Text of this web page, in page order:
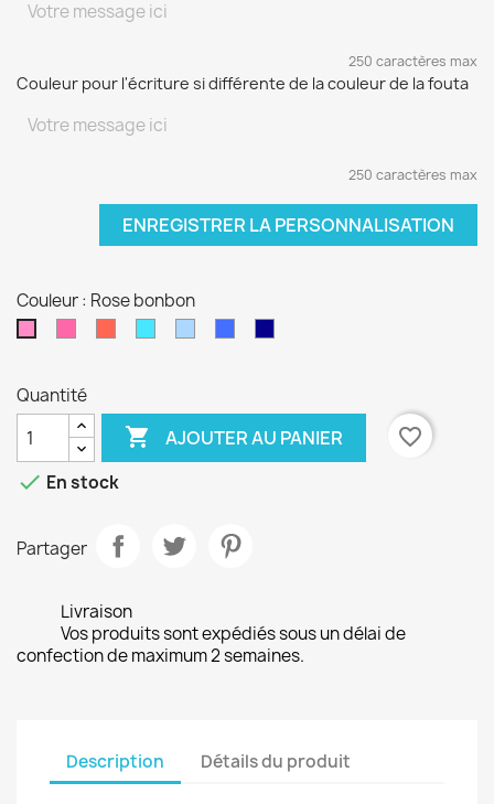
250 caractères max
Couleur pour l'écriture si différente de la couleur de la fouta
250 caractères max
ENREGISTRER LA PERSONNALISATION
Couleur : Rose bonbon
Quantité
 AJOUTER AU PANIER
favorite_border
 En stock
Partager
Livraison
Vos produits sont expédiés sous un délai de
confection de maximum 2 semaines.
Description Détails du produit